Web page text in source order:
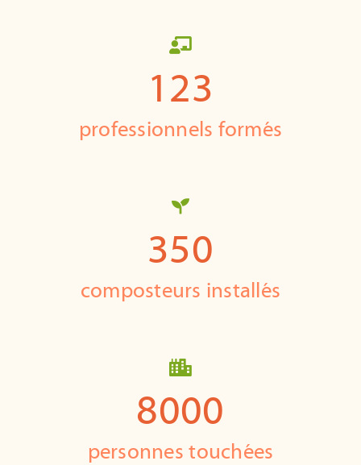
123
professionnels formés
350
composteurs installés
8000
personnes touchées